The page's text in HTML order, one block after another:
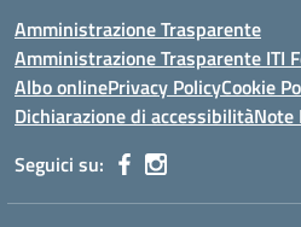
Amministrazione Trasparente
Amministrazione Trasparente ITI
Albo onlinePrivacy PolicyCookie
Dichiarazione di accessibilitàNote
Seguici su: